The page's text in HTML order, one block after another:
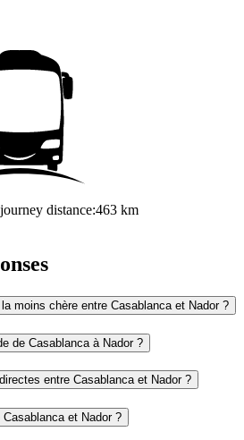
journey distance:463 km
moins chère entre Casablanca et Nador ?
de Casablanca à Nador ?
entre Casablanca et Nador ?
et Nador ?